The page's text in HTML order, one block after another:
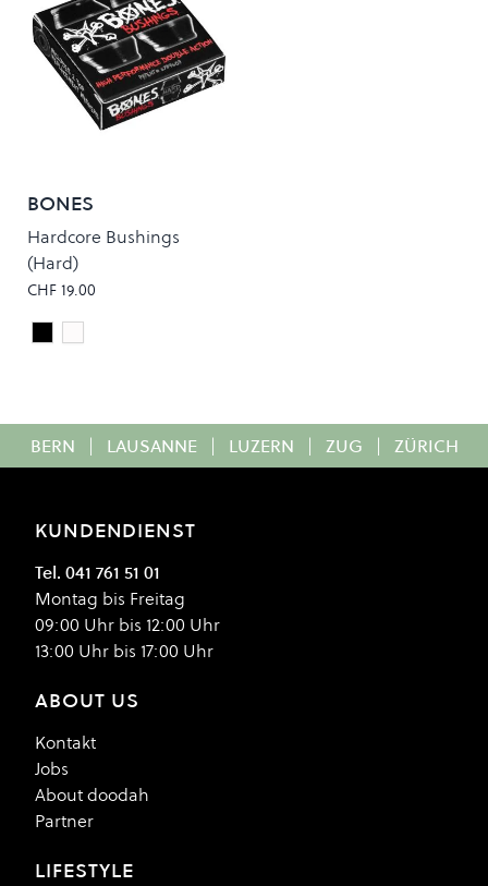
BONES
Hardcore Bushings
(Hard)
CHF 19.00
Colour
BlackWhite
BERN | LAUSANNE | LUZERN | ZUG | ZÜRICH
KUNDENDIENST
Tel. 041 761 51 01
Montag bis Freitag
09:00 Uhr bis 12:00 Uhr
13:00 Uhr bis 17:00 Uhr
ABOUT US
Kontakt
Jobs
About doodah
Partner
LIFESTYLE